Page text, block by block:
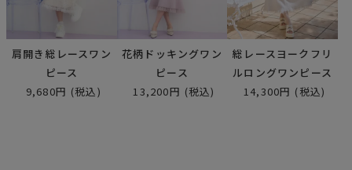
肩開き総レースワン
ピース
9,680円 (税込)
花柄ドッキングワン
ピース
13,200円 (税込)
総レースヨークフリ
ルロングワンピース
14,300円 (税込)